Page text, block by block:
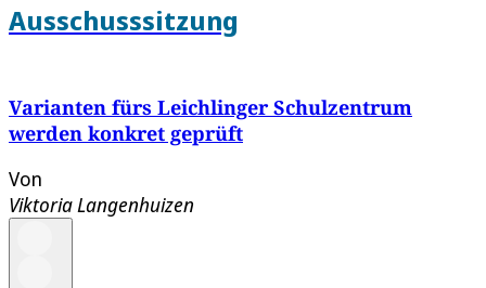
Ausschusssitzung
Varianten fürs Leichlinger Schulzentrum
werden konkret geprüft
Von
Viktoria Langenhuizen